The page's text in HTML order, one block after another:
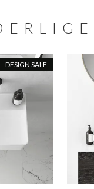
DESIGN SALE